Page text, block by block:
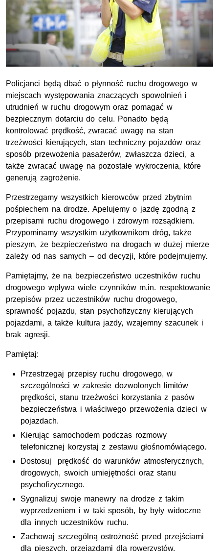
Policjanci będą dbać o płynność ruchu drogowego w
miejscach występowania znaczących spowolnień i
utrudnień w ruchu drogowym oraz pomagać w
bezpiecznym dotarciu do celu. Ponadto będą
kontrolować prędkość, zwracać uwagę na stan
trzeźwości kierujących, stan techniczny pojazdów oraz
sposób przewożenia pasażerów, zwłaszcza dzieci, a
także zwracać uwagę na pozostałe wykroczenia, które
generują zagrożenie.
Przestrzegamy wszystkich kierowców przed zbytnim
pośpiechem na drodze. Apelujemy o jazdę zgodną z
przepisami ruchu drogowego i zdrowym rozsądkiem.
Przypominamy wszystkim użytkownikom dróg, także
pieszym, że bezpieczeństwo na drogach w dużej mierze
zależy od nas samych – od decyzji, które podejmujemy.
Pamiętajmy, że na bezpieczeństwo uczestników ruchu
drogowego wpływa wiele czynników m.in. respektowanie
przepisów przez uczestników ruchu drogowego,
sprawność pojazdu, stan psychofizyczny kierujących
pojazdami, a także kultura jazdy, wzajemny szacunek i
brak agresji.
Pamiętaj:
Przestrzegaj przepisy ruchu drogowego, w
szczególności w zakresie dozwolonych limitów
prędkości, stanu trzeźwości korzystania z pasów
bezpieczeństwa i właściwego przewożenia dzieci w
pojazdach.
Kierując samochodem podczas rozmowy
telefonicznej korzystaj z zestawu głośnomówiącego.
Dostosuj prędkość do warunków atmosferycznych,
drogowych, swoich umiejętności oraz stanu
psychofizycznego.
Sygnalizuj swoje manewry na drodze z takim
wyprzedzeniem i w taki sposób, by były widoczne
dla innych uczestników ruchu.
Zachowaj szczególną ostrożność przed przejściami
dla pieszych, przejazdami dla rowerzystów,